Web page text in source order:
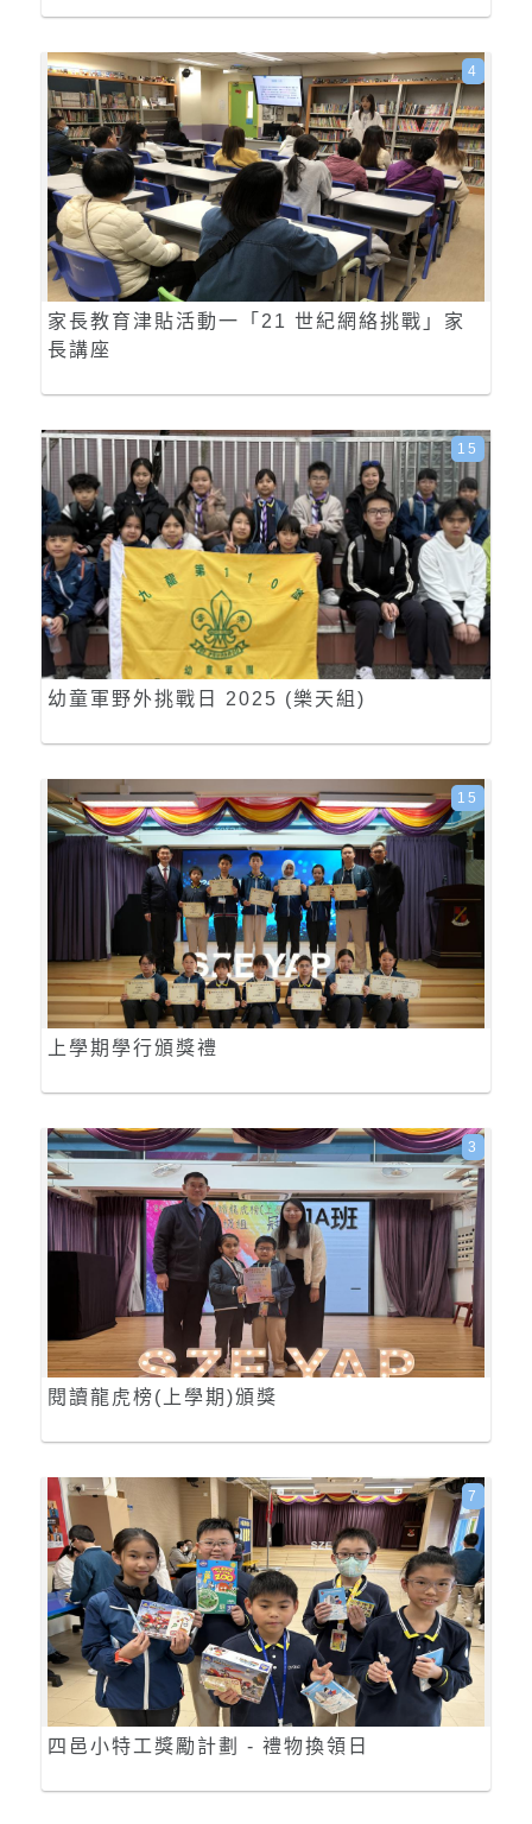
家長教育津貼活動一「21 世紀網絡挑戰」家
長講座
4
幼童軍野外挑戰日 2025 (樂天組)
15
上學期學行頒獎禮
15
閱讀龍虎榜(上學期)頒獎
3
四邑小特工獎勵計劃 - 禮物換領日
7